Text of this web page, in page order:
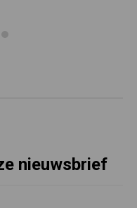
nieuwsbrief